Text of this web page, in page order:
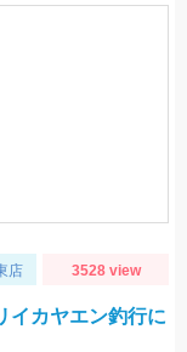
店 3528 view
イカヤエン釣行に